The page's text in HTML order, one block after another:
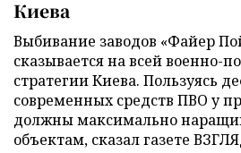
Киева
Выбивание заводов «Файер
сказывается на всей военно-
стратегии Киева. Пользуясь
современных средств ПВО у
должны максимально
объектам, сказал газете